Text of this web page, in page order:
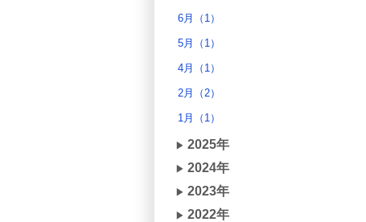
6月（1）
5月（1）
4月（1）
2月（2）
1月（1）
2025年
2024年
2023年
2022年